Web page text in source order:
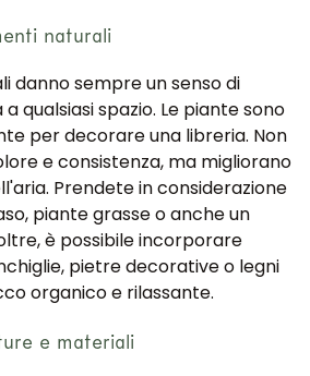
naturali
danno sempre un senso di
qualsiasi spazio. Le piante sono
per decorare una libreria. Non
e consistenza, ma migliorano
Prendete in considerazione
piante grasse o anche un
è possibile incorporare
pietre decorative o legni
organico e rilassante.
e materiali